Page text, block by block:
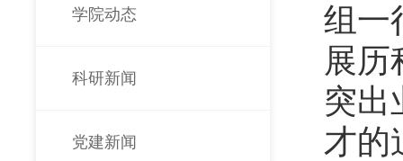
学院动态
科研新闻
党建新闻
组一
展历
突出
才的